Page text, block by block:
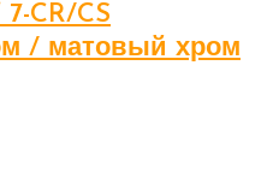
CR/CS
/ матовый хром